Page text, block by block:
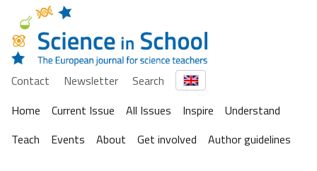
Contact Newsletter
Search
Home
Current Issue All Issues Inspire
Understand
Teach
Events About Get involved Author guidelines